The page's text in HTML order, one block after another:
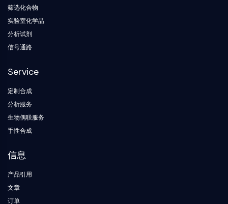
杀虫剂
药物衍生物
药物中间体
荧光染料
同位素标记化合物
生化检测试剂
筛选化合物
实验室化学品
分析试剂
信号通路
Service
定制合成
分析服务
生物偶联服务
手性合成
信息
产品引用
文章
订单